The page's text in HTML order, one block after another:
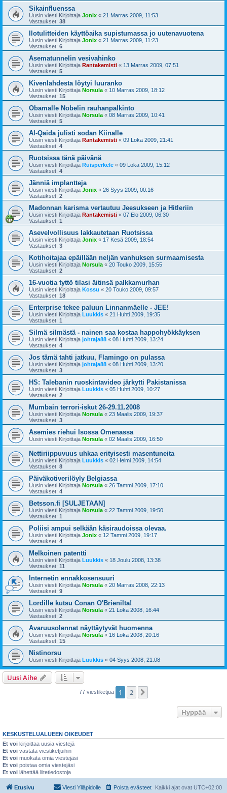
Sikainfluenssa
Uusin viesti Kirjoittaja Jonix « 21 Marras 2009, 11:53
Vastaukset: 38
Ilotulitteiden käyttöaika supistumassa jo uutenavuotena
Uusin viesti Kirjoittaja Jonix « 21 Marras 2009, 11:23
Vastaukset: 6
Asematunnelin vesivahinko
Uusin viesti Kirjoittaja Rantakemisti « 13 Marras 2009, 07:51
Vastaukset: 5
Kivenlahdesta löytyi luuranko
Uusin viesti Kirjoittaja Norsula « 10 Marras 2009, 18:12
Vastaukset: 15
Obamalle Nobelin rauhanpalkinto
Uusin viesti Kirjoittaja Norsula « 08 Marras 2009, 10:41
Vastaukset: 5
Al-Qaida julisti sodan Kiinalle
Uusin viesti Kirjoittaja Rantakemisti « 09 Loka 2009, 21:41
Vastaukset: 4
Ruotsissa tänä päivänä
Uusin viesti Kirjoittaja Ruisperkele « 09 Loka 2009, 15:12
Vastaukset: 4
Jänniä implantteja
Uusin viesti Kirjoittaja Jonix « 26 Syys 2009, 00:16
Vastaukset: 2
Madonnan karisma vertautuu Jeesukseen ja Hitleriin
Uusin viesti Kirjoittaja Rantakemisti « 07 Elo 2009, 06:30
Vastaukset: 1
Asevelvollisuus lakkautetaan Ruotsissa
Uusin viesti Kirjoittaja Jonix « 17 Kesä 2009, 18:54
Vastaukset: 3
Kotihoitajaa epäillään neljän vanhuksen surmaamisesta
Uusin viesti Kirjoittaja Norsula « 20 Touko 2009, 15:55
Vastaukset: 2
16-vuotia tyttö tilasi äitinsä palkkamurhan
Uusin viesti Kirjoittaja Kossu « 20 Touko 2009, 09:57
Vastaukset: 18
Enterprise tekee paluun Linnanmäelle - JEE!
Uusin viesti Kirjoittaja Luukkis « 21 Huhti 2009, 19:35
Vastaukset: 1
Silmä silmästä - nainen saa kostaa happohyökkäyksen
Uusin viesti Kirjoittaja johtaja88 « 08 Huhti 2009, 13:24
Vastaukset: 4
Jos tämä tahti jatkuu, Flamingo on pulassa
Uusin viesti Kirjoittaja johtaja88 « 08 Huhti 2009, 13:20
Vastaukset: 3
HS: Talebanin ruoskintavideo järkytti Pakistanissa
Uusin viesti Kirjoittaja Luukkis « 05 Huhti 2009, 10:27
Vastaukset: 2
Mumbain terrori-iskut 26-29.11.2008
Uusin viesti Kirjoittaja Norsula « 23 Maalis 2009, 19:37
Vastaukset: 3
Asemies riehui Isossa Omenassa
Uusin viesti Kirjoittaja Norsula « 02 Maalis 2009, 16:50
Nettiriippuvuus uhkaa erityisesti masentuneita
Uusin viesti Kirjoittaja Luukkis « 02 Helmi 2009, 14:54
Vastaukset: 8
Päiväkotiverilöyly Belgiassa
Uusin viesti Kirjoittaja Norsula « 26 Tammi 2009, 17:10
Vastaukset: 4
Betsson.fi [SULJETAAN]
Uusin viesti Kirjoittaja Norsula « 22 Tammi 2009, 19:50
Vastaukset: 1
Poliisi ampui selkään käsiraudoissa olevaa.
Uusin viesti Kirjoittaja Jonix « 12 Tammi 2009, 19:17
Vastaukset: 4
Melkoinen patentti
Uusin viesti Kirjoittaja Luukkis « 18 Joulu 2008, 13:38
Vastaukset: 11
Internetin ennakkosensuuri
Uusin viesti Kirjoittaja Norsula « 20 Marras 2008, 22:13
Vastaukset: 9
Lordille kutsu Conan O'Brienilta!
Uusin viesti Kirjoittaja Norsula « 21 Loka 2008, 16:44
Vastaukset: 2
Avaruusolennat näyttäytyvät huomenna
Uusin viesti Kirjoittaja Norsula « 16 Loka 2008, 20:16
Vastaukset: 15
Nistinorsu
Uusin viesti Kirjoittaja Luukkis « 04 Syys 2008, 21:08
Uusi Aihe
77 viestiketjua 1 2
Hyppää
KESKUSTELUALUEEN OIKEUDET
Et voi kirjoittaa uusia viestejä
Et voi vastata viestiketjuihin
Et voi muokata omia viestejäsi
Et voi poistaa omia viestejäsi
Et voi lähettää liitetiedostoja
Etusivu Kaikki ajat ovat UTC+02:00
Poista evästeet
Viesti Ylläpidolle